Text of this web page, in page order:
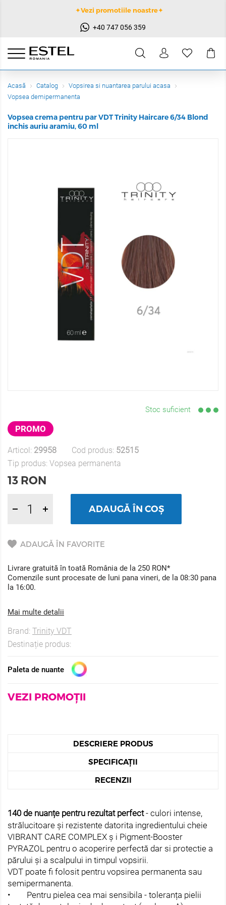
✦Vezi promotiile noastre✦
+40 747 056 359
Acasă Catalog
Vopsirea si nuantarea parului acasa
Vopsea demipermanenta
Vopsea crema pentru par VDT Trinity Haircare 6/34 Blond
inchis auriu aramiu, 60 ml
Stoc suficient
PROMO
Articol: 29958 Cod produs: 52515
Tip produs: Vopsea permanenta
13 RON
ADAUGĂ ÎN COȘ
ADAUGĂ ÎN FAVORITE
Livrare gratuită în toată România de la 250 RON*
Comenzile sunt procesate de luni pana vineri, de la 08:30 pana
la 16:00.
Mai multe detalii
Brand: Trinity VDT
Destinație produs:
Paleta de nuante
VEZI PROMOȚII
DESCRIERE PRODUS
SPECIFICAȚII
RECENZII
140 de nuanțe pentru rezultat perfect- culori intense,
strălucitoare și rezistente datorita ingredientului cheie
VIBRANT CARE COMPLEX ș i Pigment-Booster
PYRAZOL pentru o acoperire perfectă dar si protectie a
părului și a scalpului in timpul vopsirii.
VDT poate fi folosit pentru vopsirea permanenta sau
semipermanenta.
• Pentru pielea cea mai sensibila - toleranța pielii